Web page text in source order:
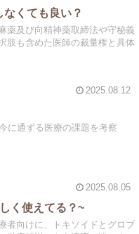
くても良い？
薬及び向精神薬取締法や守秘義
肢も含めた医師の裁量権と具体
2025.08.12
に通ずる医療の課題を考察
2025.08.05
く使えてる？~
者向けに、トキソイドとグロブ